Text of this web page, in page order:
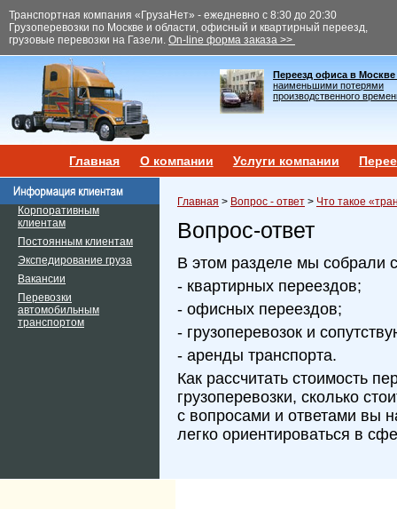
Транспортная компания «ГрузаНет» - ежедневно с 8:30 до 20:30
Грузоперевозки по Москве и области, офисный и квартирный переезд,
грузовые перевозки на Газели. On-line форма заказа >>
Переезд офиса в Москве
наименьшими потерями
производственного
Главная О компании Услуги компании
Корпоративным
клиентам
Постоянным клиентам
Экспедирование груза
Вакансии
Перевозки
автомобильным
транспортом
Главная > Вопрос - ответ > Что такое
Вопрос-ответ
В этом разделе мы собрали
- квартирных переездов;
- офисных переездов;
- грузоперевозок и
- аренды транспорта.
Как рассчитать стоимость
грузоперевозки, сколько
с вопросами и ответами вы
легко ориентироваться в